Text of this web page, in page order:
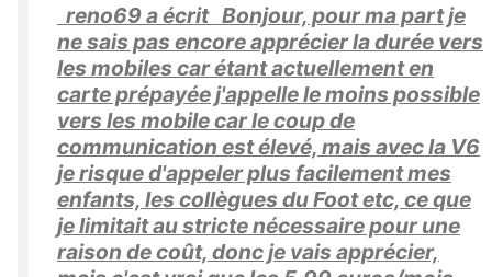
reno69 a écrit Bonjour, pour ma part je
ne sais pas encore apprécier la durée vers
les mobiles car étant actuellement en
carte prépayée j'appelle le moins possible
vers les mobile car le coup de
communication est élevé, mais avec la V6
je risque d'appeler plus facilement mes
enfants, les collègues du Foot etc, ce que
je limitait au stricte nécessaire pour une
raison de coût, donc je vais apprécier,